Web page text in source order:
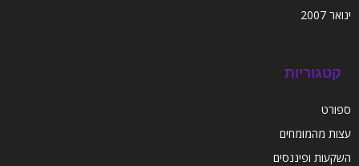
ינואר 2007
קטגוריות
ספורט
עצות מהמומחים
השקעות ופיננסים